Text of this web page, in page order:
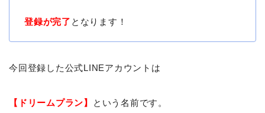
登録が完了 となります！
今回登録した公式LINEアカウントは
【ドリームプラン】 という名前です。